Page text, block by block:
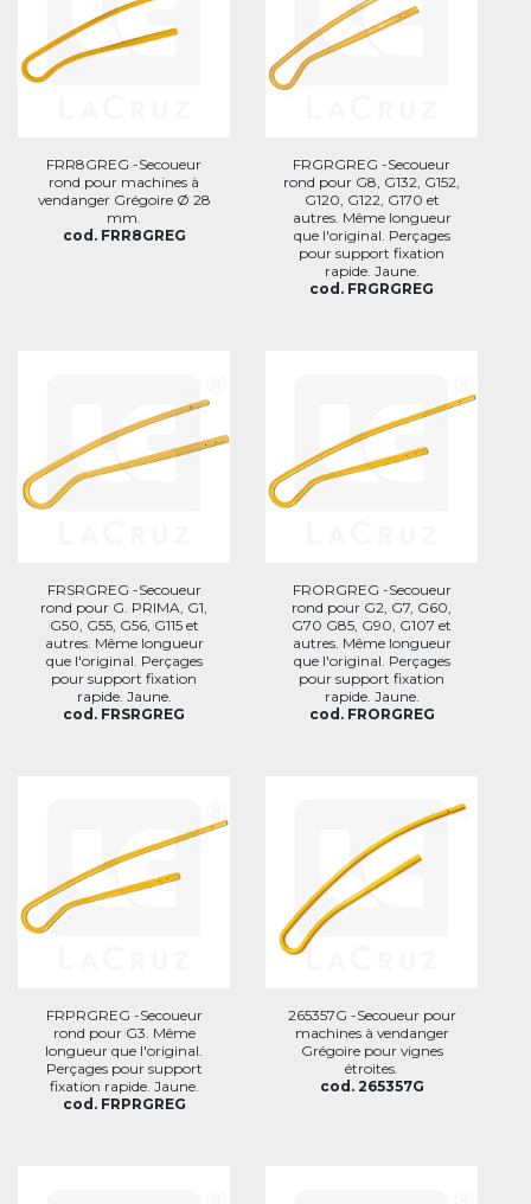
FRR8GREG -Secoueur
rond pour machines à
vendanger Grégoire Ø 28
mm.
cod. FRR8GREG
FRGRGREG -Secoueur
rond pour G8, G132, G152,
G120, G122, G170 et
autres. Même longueur
que l'original. Perçages
pour support fixation
rapide. Jaune.
cod. FRGRGREG
FRSRGREG -Secoueur
rond pour G. PRIMA, G1,
G50, G55, G56, G115 et
autres. Même longueur
que l'original. Perçages
pour support fixation
rapide. Jaune.
cod. FRSRGREG
FRORGREG -Secoueur
rond pour G2, G7, G60,
G70 G85, G90, G107 et
autres. Même longueur
que l'original. Perçages
pour support fixation
rapide. Jaune.
cod. FRORGREG
FRPRGREG -Secoueur
rond pour G3. Même
longueur que l'original.
Perçages pour support
fixation rapide. Jaune.
cod. FRPRGREG
265357G -Secoueur pour
machines à vendanger
Grégoire pour vignes
étroites.
cod. 265357G